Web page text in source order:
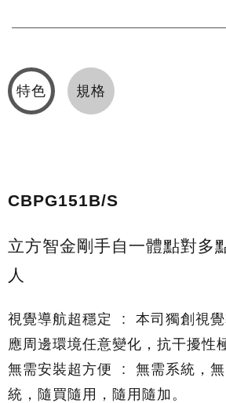
特色 規格
CBPG151B/S
立方智金剛手自一體點對多
人
視覺導航超穩定 : 本司獨創視覺
應周邊環境任意變化，抗干擾性
無需安裝超方便 : 無需系統，
統，隨買隨用，隨用隨加。